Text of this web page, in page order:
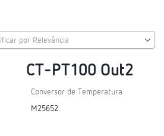
CT-PT100 Out2
Conversor de Temperatura
M25652.